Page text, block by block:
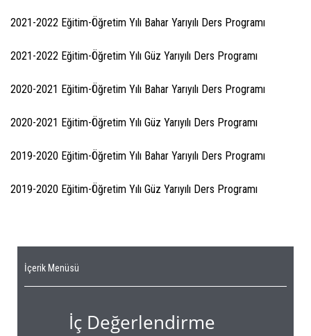
2021-2022 Eğitim-Öğretim Yılı Bahar Yarıyılı Ders Programı
2021-2022 Eğitim-Öğretim Yılı Güz Yarıyılı Ders Programı
2020-2021 Eğitim-Öğretim Yılı Bahar Yarıyılı Ders Programı
2020-2021 Eğitim-Öğretim Yılı Güz Yarıyılı Ders Programı
2019-2020 Eğitim-Öğretim Yılı Bahar Yarıyılı Ders Programı
2019-2020 Eğitim-Öğretim Yılı Güz Yarıyılı Ders Programı
İçerik Menüsü
İç Değerlendirme